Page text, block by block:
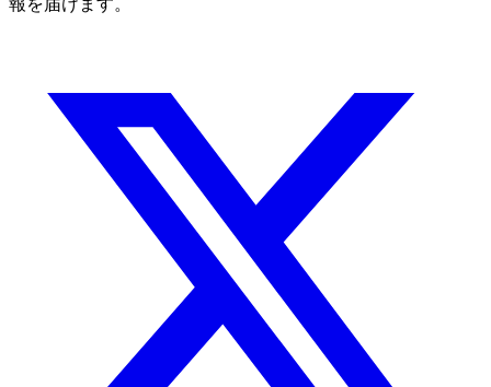
報を届けます。